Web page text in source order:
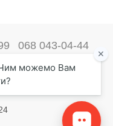
068 043-04-44